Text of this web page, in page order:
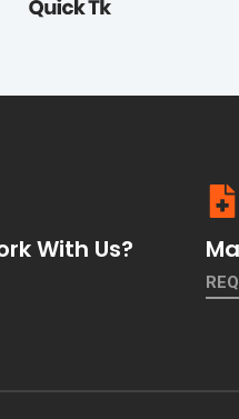
With Us?